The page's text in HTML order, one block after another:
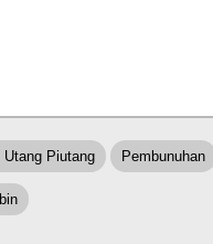
Utang Piutang Pembunuhan